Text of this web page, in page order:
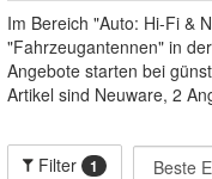
Im Bereich "Auto: Hi-Fi &
"Fahrzeugantennen" in
Angebote starten bei
Artikel sind Neuware, 2
Filter 1